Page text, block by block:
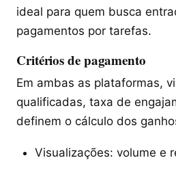
ideal para quem busca
pagamentos por tarefas.
Critérios de pagamento
Em ambas as plataformas,
qualificadas, taxa de
definem o cálculo dos
Visualizações: volume e